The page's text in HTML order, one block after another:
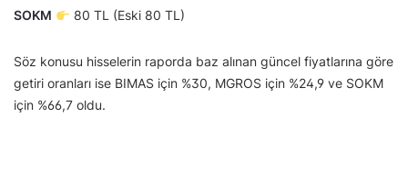
SOKM 80 TL (Eski 80 TL)
Söz konusu hisselerin raporda baz alınan güncel fiyatlarına göre
getiri oranları ise BIMAS için %30, MGROS için %24,9 ve SOKM
için %66,7 oldu.